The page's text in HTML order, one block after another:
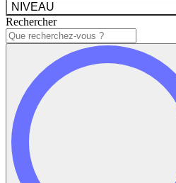
NIVEAU
Rechercher